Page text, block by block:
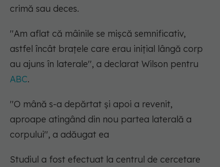
crimă sau deces.
''Am aflat că mâinile se mişcă semnificativ,
astfel încât braţele care erau iniţial lângă corp
au ajuns în laterale'', a declarat Wilson pentru
ABC.
''O mână s-a depărtat şi apoi a revenit,
aproape atingând din nou partea laterală a
corpului'', a adăugat ea
Studiul a fost efectuat la centrul de cercetare